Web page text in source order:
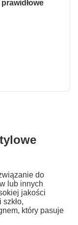
do
lub innych
jakości
który pasuje